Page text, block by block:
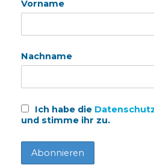
Vorname
Nachname
Ich habe die
und stimme ihr zu.